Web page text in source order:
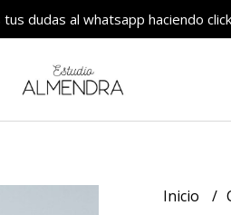
dudas al whatsapp haciendo click
Inicio